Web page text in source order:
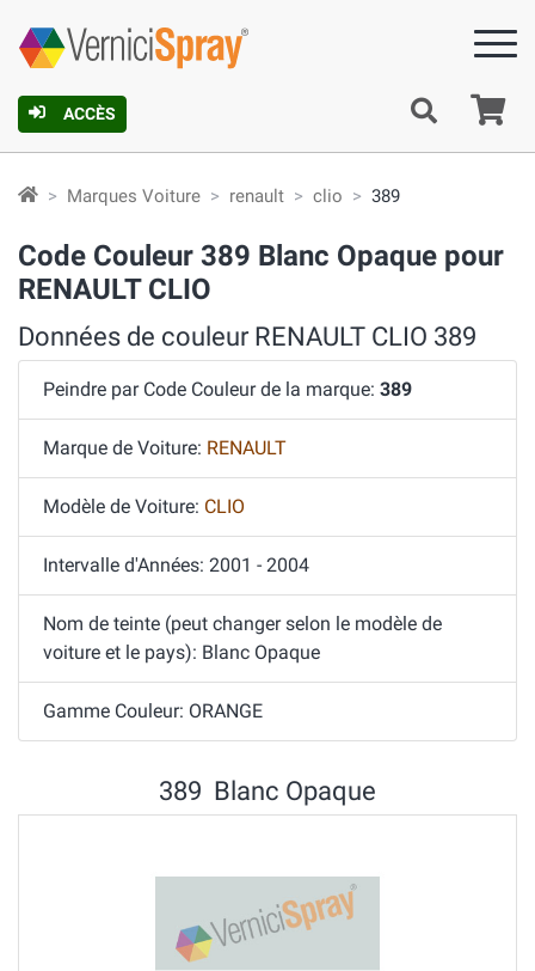
ACCÈS
Marques Voiture renault clio 389
Code Couleur 389 Blanc Opaque pour
RENAULT CLIO
Données de couleur RENAULT CLIO 389
Peindre par Code Couleur de la marque: 389
Marque de Voiture: RENAULT
Modèle de Voiture: CLIO
Intervalle d'Années: 2001 - 2004
Nom de teinte (peut changer selon le modèle de
voiture et le pays): Blanc Opaque
Gamme Couleur: ORANGE
389 Blanc Opaque